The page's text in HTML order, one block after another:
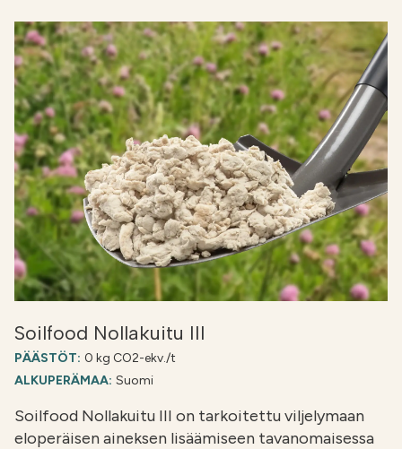
Soilfood Nollakuitu III
PÄÄSTÖT: 0 kg CO2-ekv./t
ALKUPERÄMAA: Suomi
Soilfood Nollakuitu III on tarkoitettu viljelymaan
eloperäisen aineksen lisäämiseen tavanomaisessa